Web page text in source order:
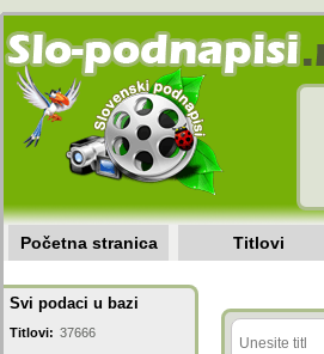
Početna stranica Titlovi
Svi podaci u bazi
Titlovi: 37666